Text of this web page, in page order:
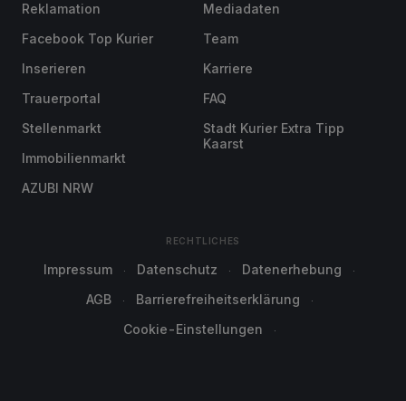
Reklamation
Facebook Top Kurier
Inserieren
Trauerportal
Stellenmarkt
Immobilienmarkt
AZUBI NRW
Mediadaten
Team
Karriere
FAQ
Stadt Kurier Extra Tipp
Kaarst
RECHTLICHES
Impressum Datenschutz
Datenerhebung
AGB
Barrierefreiheitserklärung
Cookie-Einstellungen